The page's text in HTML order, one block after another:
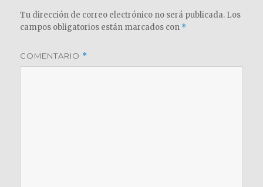
Tu dirección de correo electrónico no será publicada. Los
campos obligatorios están marcados con *
COMENTARIO *